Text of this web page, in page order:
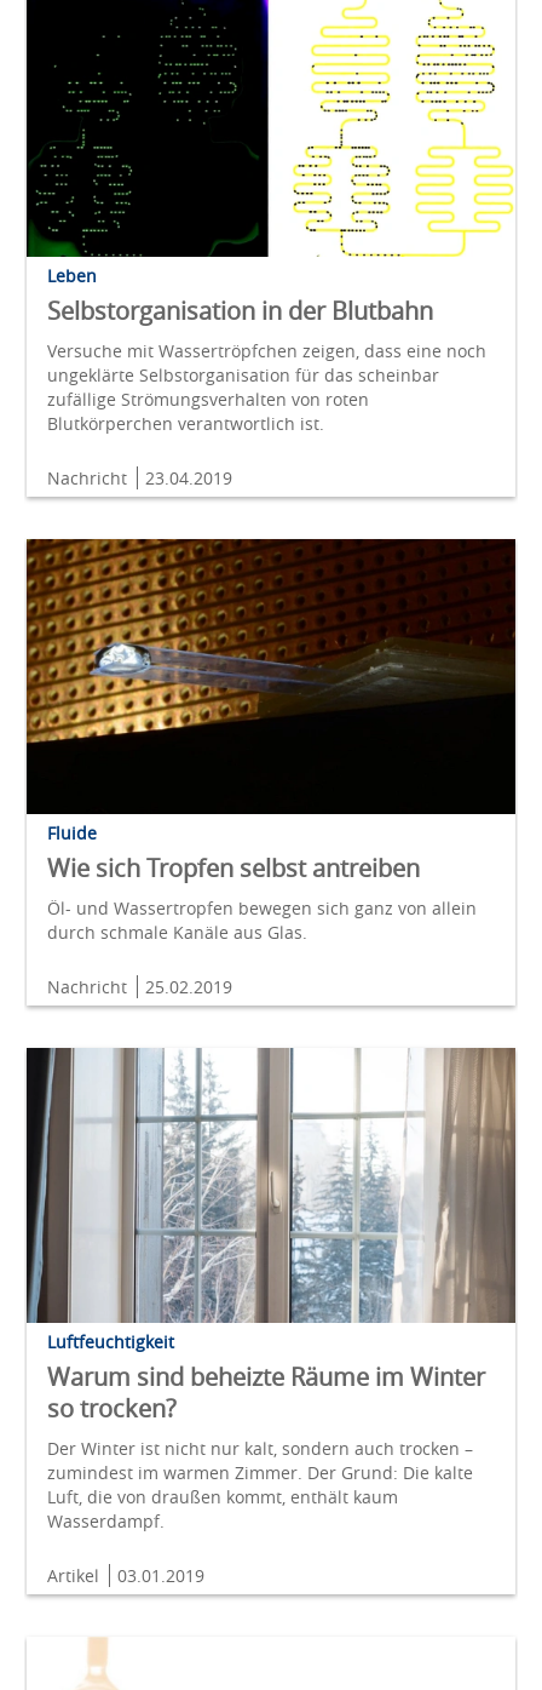
Leben
Selbstorganisation in der Blutbahn
Versuche mit Wassertröpfchen zeigen, dass eine noch
ungeklärte Selbstorganisation für das scheinbar
zufällige Strömungsverhalten von roten
Blutkörperchen verantwortlich ist.
Nachricht 23.04.2019
Fluide
Wie sich Tropfen selbst antreiben
Öl- und Wassertropfen bewegen sich ganz von allein
durch schmale Kanäle aus Glas.
Nachricht 25.02.2019
Luftfeuchtigkeit
Warum sind beheizte Räume im Winter
so trocken?
Der Winter ist nicht nur kalt, sondern auch trocken –
zumindest im warmen Zimmer. Der Grund: Die kalte
Luft, die von draußen kommt, enthält kaum
Wasserdampf.
Artikel 03.01.2019